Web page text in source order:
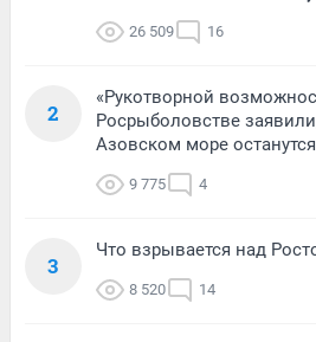
26 509 16
2
«Рукотворной
Росрыболовстве
Азовском море
9 775 4
3
Что взрывается над
8 520 14